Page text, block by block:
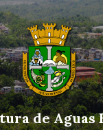
de Aguas